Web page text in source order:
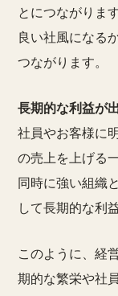
とにつながります
良い社風になる
つながります。
長期的な利益が
社員やお客様に
の売上を上げる
同時に強い組織
して長期的な利
このように、経
期的な繁栄や社